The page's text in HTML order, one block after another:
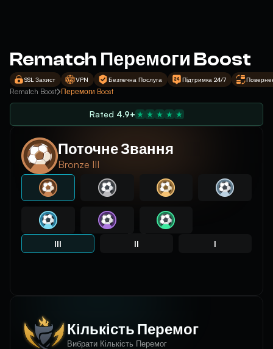
Rematch Перемоги Boost
SSL Захист VPN Безпечна Послуга Підтримка 24/7
Rematch Boost Перемоги Boost
Rated 4.9+
Поточне Звання
Bronze III
III II I
Кількість Перемог
Вибрати Кількість Перемог